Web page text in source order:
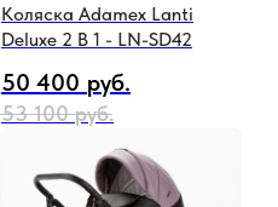
Коляска Adamex Lanti
Deluxe 2 В 1 - LN-SD42
50 400 руб.
53 100 руб.